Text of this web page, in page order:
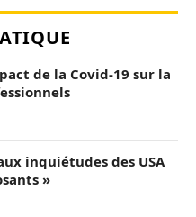
de la Covid-19 sur la
inquiétudes des USA
»